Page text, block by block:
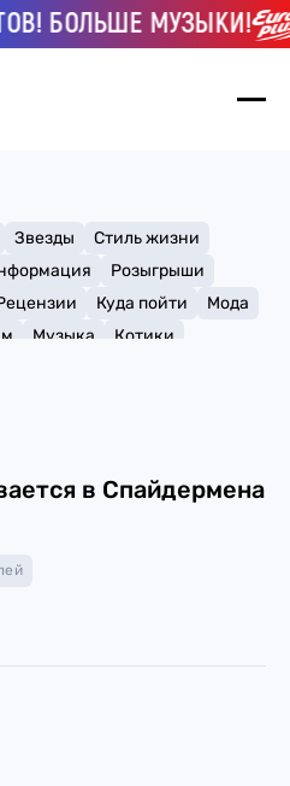
БОЛЬШЕ МУЗЫКИ!
Звезды
Стиль жизни
Розыгрыши
Куда пойти
Мода
Музыка
Котики
в Спайдермена